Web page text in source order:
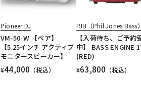
Pioneer DJ
VM-50-W 【ペア】
【5.25インチ アクティブ
モニタースピーカー】
¥44,000 （税込）
PJB（Phil Jones Bass
【入荷待ち、ご予約
中】 BASS ENGINE
(RED)
¥63,800 （税込）